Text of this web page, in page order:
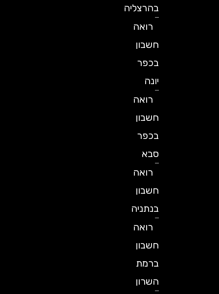
בהרצליה
רואה
חשבון
בכפר
רואה
חשבון
בכפר
רואה
חשבון
בנתניה
רואה
חשבון
ברמת
השרון